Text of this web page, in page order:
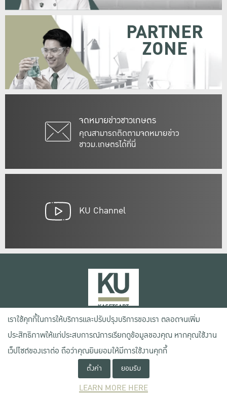
จดหมายข่าวชาวเกษตร
คุณสามารถติดตามจดหมายข่าว
ชาวม.เกษตรได้ที่นี่
PARTNER
ZONE
KU Channel
เลขที่ 50 ถนนงามวงศ์วาน แขวงลาดยาว เขตจตุจักร กรุงเทพฯ 10900
โทรศัพท์ +66 (0) 2942 8200-45
เงื่อนไขการใช้งานเว็บไซต์
ข้อตกลงด้านสิทธิ์ใช้งาน
นโยบายความเป็นส่วนตัว
เราใช้คุกกี้ในการให้บริการและปรับปรุงบริการของเรา ตลอดจนเพิ่ม
ประสิทธิภาพให้แก่ประสบการณ์การเรียกดูข้อมูลของคุณ หากคุณใช้งาน
เว็ปไซต์ของเราต่อ ถือว่าคุณยินยอมให้มีการใช้งานคุกกี้
ตั้งค่า ยอมรับ
LEARN MORE HERE